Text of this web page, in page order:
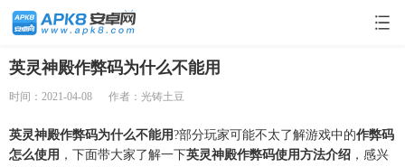
英灵神殿作弊码为什么不能用
时间：2021-04-08 作者：光铸土豆
英灵神殿作弊码为什么不能用?部分玩家可能不太了解游戏中的作弊码
怎么使用 ，下面带大家了解一下英灵神殿作弊码使用方法介绍 ，感兴